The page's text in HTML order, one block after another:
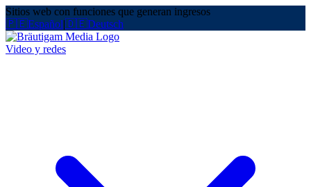
Sitios web con funciones que generan ingresos
🇵🇪Español|🇩🇪Deutsch
Video y redes